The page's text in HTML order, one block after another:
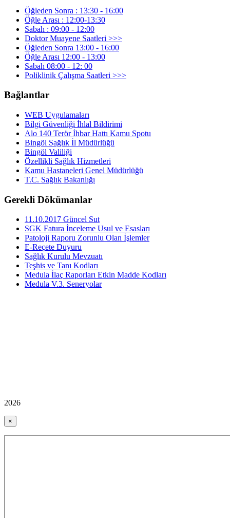
Öğleden Sonra : 13:30 - 16:00
Öğle Arası : 12:00-13:30
Sabah : 09:00 - 12:00
Doktor Muayene Saatleri >>>
Öğleden Sonra 13:00 - 16:00
Öğle Arası 12:00 - 13:00
Sabah 08:00 - 12: 00
Poliklinik Çalışma Saatleri >>>
Bağlantlar
WEB Uygulamaları
Bilgi Güvenliği İhlal Bildirimi
Alo 140 Terör İhbar Hattı Kamu Spotu
Bingöl Sağlık İl Müdürlüğü
Bingöl Valiliği
Özellikli Sağlık Hizmetleri
Kamu Hastaneleri Genel Müdürlüğü
T.C. Sağlık Bakanlığı
Gerekli Dökümanlar
11.10.2017 Güncel Sut
SGK Fatura İnceleme Usul ve Esasları
Patoloji Raporu Zorunlu Olan İşlemler
E-Reçete Duyuru
Sağlık Kurulu Mevzuatı
Teşhis ve Tanı Kodları
Medula İlaç Raporları Etkin Madde Kodları
Medula V.3. Seneryolar
2026
×